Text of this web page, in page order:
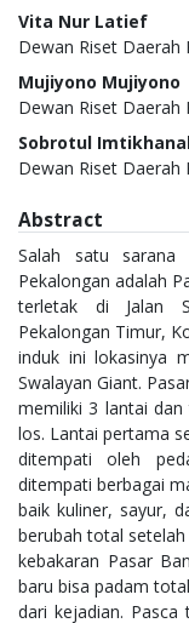
Vita Nur Latief
Dewan Riset Daerah
Mujiyono Mujiyono
Dewan Riset Daerah
Sobrotul
Dewan Riset Daerah
Abstract
Salah satu
Pekalongan adalah
terletak di Jalan
Pekalongan Timur,
induk ini lokasinya
Swalayan Giant.
memiliki 3 lantai
los. Lantai pertama
ditempati oleh
ditempati berbagai
baik kuliner, sayur,
berubah total
kebakaran Pasar
baru bisa padam
dari kejadian.